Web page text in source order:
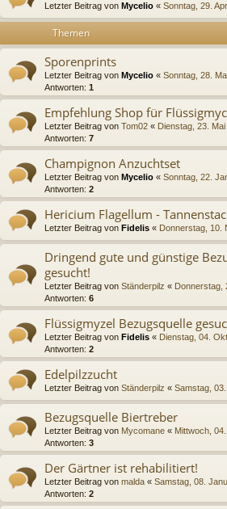
Letzter Beitrag von Mycelio « Sonntag, 29.
Themen
Sporenprints
Letzter Beitrag von Mycelio « Sonntag, 28.
Antworten: 1
Empfehlung Shop für
Letzter Beitrag von Tom02 « Dienstag, 23. Mai
Antworten: 7
Champignon Anzuchtset
Letzter Beitrag von Mycelio « Sonntag, 22.
Antworten: 2
Hericium Flagellum -
Letzter Beitrag von Fidelis « Donnerstag, 10.
Dringend gute und günstige
gesucht!
Letzter Beitrag von Ständerpilz « Donnerstag,
Antworten: 6
Flüssigmyzel Bezugsquelle
Letzter Beitrag von Fidelis « Dienstag, 04.
Antworten: 2
Edelpilzzucht
Letzter Beitrag von Ständerpilz « Samstag,
Bezugsquelle Biertreber
Letzter Beitrag von Mycomane « Mittwoch,
Antworten: 3
Der Gärtner ist rehabilitiert!
Letzter Beitrag von malda « Samstag, 08.
Antworten: 2